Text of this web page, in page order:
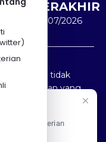
TERAKHIR
30/07/2026
adalah tidak
kerugian yang
maklumat
Kementerian